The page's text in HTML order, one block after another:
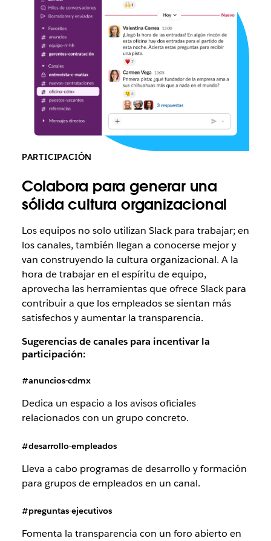
PARTICIPACIÓN
Colabora para generar una
sólida cultura organizacional
Los equipos no solo utilizan Slack para trabajar; en
los canales, también llegan a conocerse mejor y
van construyendo la cultura organizacional. A la
hora de trabajar en el espíritu de equipo,
aprovecha las herramientas que ofrece Slack para
contribuir a que los empleados se sientan más
satisfechos y aumentar la transparencia.
Sugerencias de canales para incentivar la
participación:
#anuncios-cdmx
Dedica un espacio a los avisos oficiales
relacionados con un grupo concreto.
#desarrollo-empleados
Lleva a cabo programas de desarrollo y formación
para grupos de empleados en un canal.
#preguntas-ejecutivos
Fomenta la transparencia con un foro abierto en